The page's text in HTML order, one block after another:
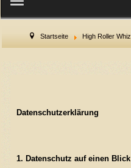
Startseite
Service
Startseite High Roller Whiz
Datenschutzerklärung
1. Datenschutz auf einen Blick